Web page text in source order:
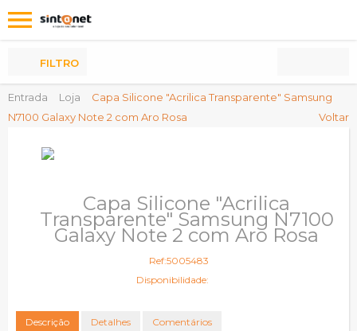
Entrada Loja
Capa Silicone "Acrilica Transparente" Samsung
N7100 Galaxy Note 2 com Aro Rosa
Voltar
FILTRO
Capa Silicone "Acrilica
Transparente" Samsung N7100
Galaxy Note 2 com Aro Rosa
Ref:5005483
Disponibilidade:
Descrição Detalhes Comentários